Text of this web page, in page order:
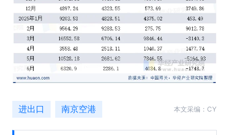
进出口 南京空港 本文采编：CY